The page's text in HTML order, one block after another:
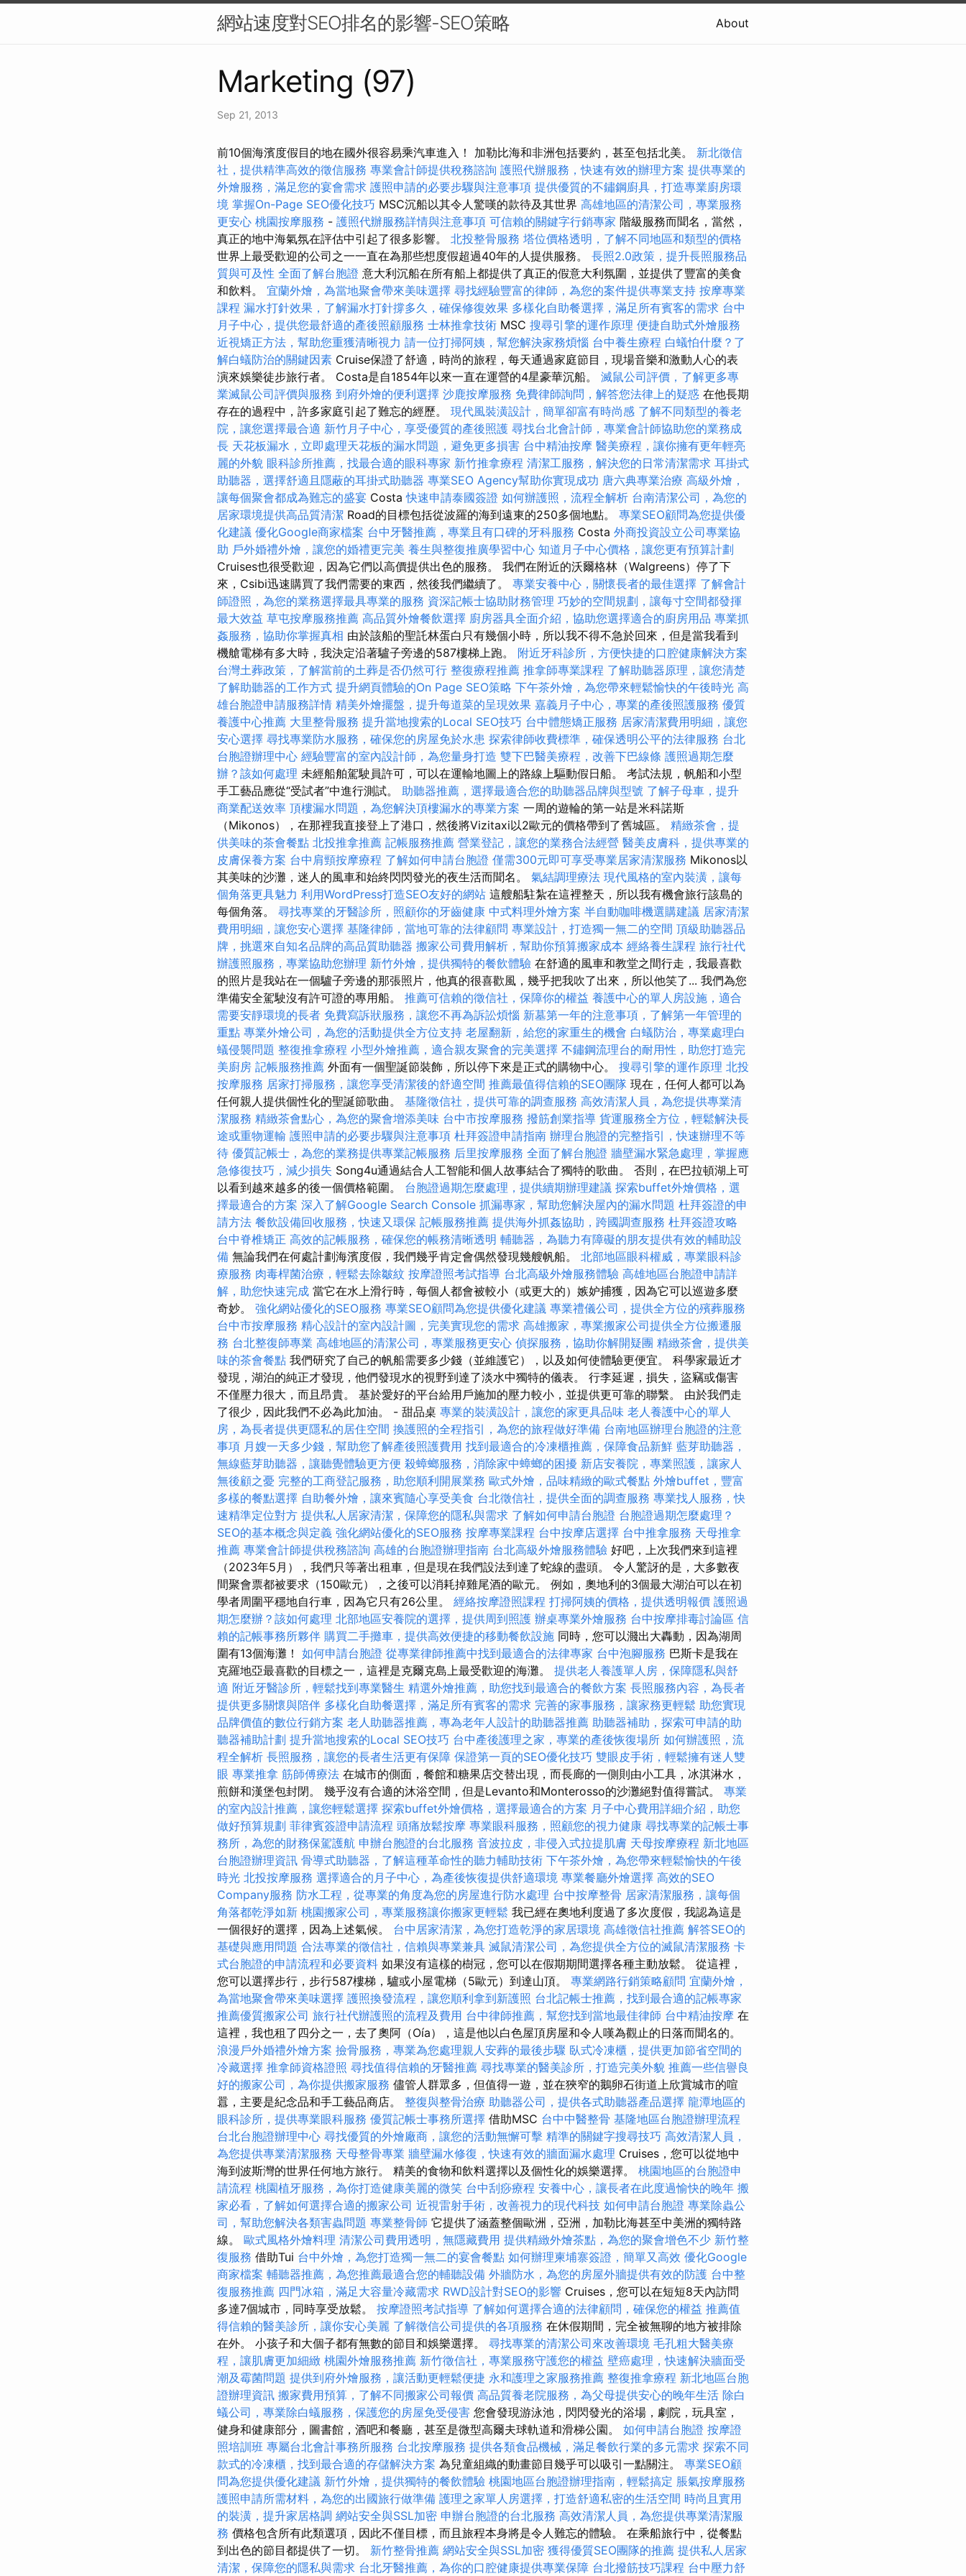
網站速度對SEO排名的影響-SEO策略 About
Marketing (97)
Sep 21, 2013
前10個海濱度假目的地在國外很容易乘汽車進入！ 加勒比海和非洲包括要約，甚至包括北美。 新北徵信
社，提供精準高效的徵信服務 專業會計師提供稅務諮詢 護照代辦服務，快速有效的辦理方案 提供專業的
外燴服務，滿足您的宴會需求 護照申請的必要步驟與注意事項 提供優質的不鏽鋼廚具，打造專業廚房環
境 掌握On-Page SEO優化技巧 MSC沉船以其令人驚嘆的款待及其世界 高雄地區的清潔公司，專業服務
更安心 桃園按摩服務 - 護照代辦服務詳情與注意事項 可信賴的關鍵字行銷專家 階級服務而聞名，當然，
真正的地中海氣氛在評估中引起了很多影響。 北投整骨服務 塔位價格透明，了解不同地區和類型的價格
世界上最受歡迎的公司之一一直在為那些想度假超過40年的人提供服務。 長照2.0政策，提升長照服務品
質與可及性 全面了解台胞證 意大利沉船在所有船上都提供了真正的假意大利氛圍，並提供了豐富的美食
和飲料。 宜蘭外燴，為當地聚會帶來美味選擇 尋找經驗豐富的律師，為您的案件提供專業支持 按摩專業
課程 漏水打針效果，了解漏水打針撐多久，確保修復效果 多樣化自助餐選擇，滿足所有賓客的需求 台中
月子中心，提供您最舒適的產後照顧服務 士林推拿技術 MSC 搜尋引擎的運作原理 便捷自助式外燴服務
近視矯正方法，幫助您重獲清晰視力 請一位打掃阿姨，幫您解決家務煩惱 台中養生療程 白蟻怕什麼？了
解白蟻防治的關鍵因素 Cruise保證了舒適，時尚的旅程，每天通過家庭節目，現場音樂和激動人心的表
演來娛樂徒步旅行者。 Costa是自1854年以來一直在運營的4星豪華沉船。 滅鼠公司評價，了解更多專
業滅鼠公司評價與服務 到府外燴的便利選擇 沙鹿按摩服務 免費律師詢問，解答您法律上的疑惑 在他長期
存在的過程中，許多家庭引起了難忘的經歷。 現代風裝潢設計，簡單卻富有時尚感 了解不同類型的養老
院，讓您選擇最合適 新竹月子中心，享受優質的產後照護 尋找台北會計師，專業會計師協助您的業務成
長 天花板漏水，立即處理天花板的漏水問題，避免更多損害 台中精油按摩 醫美療程，讓你擁有更年輕亮
麗的外貌 眼科診所推薦，找最合適的眼科專家 新竹推拿療程 清潔工服務，解決您的日常清潔需求 耳掛式
助聽器，選擇舒適且隱蔽的耳掛式助聽器 專業SEO Agency幫助你實現成功 唐六典專業治療 高級外燴，
讓每個聚會都成為難忘的盛宴 Costa快速申請泰國簽證 如何辦護照，流程全解析 台南清潔公司，為您的
居家環境提供高品質清潔 Road的目標包括從波羅的海到遠東的250多個地點。 專業SEO顧問為您提供優
化建議 優化Google商家檔案 台中牙醫推薦，專業且有口碑的牙科服務 Costa 外商投資設立公司專業協
助 戶外婚禮外燴，讓您的婚禮更完美 養生與整復推廣學習中心 知道月子中心價格，讓您更有預算計劃
Cruises也很受歡迎，因為它們以高價提供出色的服務。 我們在附近的沃爾格林（Walgreens）停了下
來，Csibi迅速購買了我們需要的東西，然後我們繼續了。 專業安養中心，關懷長者的最佳選擇 了解會計
師證照，為您的業務選擇最具專業的服務 資深記帳士協助財務管理 巧妙的空間規劃，讓每寸空間都發揮
最大效益 草屯按摩服務推薦 高品質外燴餐飲選擇 廚房器具全面介紹，協助您選擇適合的廚房用品 專業抓
姦服務，協助你掌握真相 由於該船的聖託林蛋白只有幾個小時，所以我不得不急於回來，但是當我看到
機艙電梯有多大時，我決定沿著驢子旁邊的587樓梯上跑。 附近牙科診所，方便快捷的口腔健康解決方案
台灣土葬政策，了解當前的土葬是否仍然可行 整復療程推薦 推拿師專業課程 了解助聽器原理，讓您清楚
了解助聽器的工作方式 提升網頁體驗的On Page SEO策略 下午茶外燴，為您帶來輕鬆愉快的午後時光 高
雄台胞證申請服務詳情 精美外燴擺盤，提升每道菜的呈現效果 嘉義月子中心，專業的產後照護服務 優質
養護中心推薦 大里整骨服務 提升當地搜索的Local SEO技巧 台中體態矯正服務 居家清潔費用明細，讓您
安心選擇 尋找專業防水服務，確保您的房屋免於水患 探索律師收費標準，確保透明公平的法律服務 台北
台胞證辦理中心 經驗豐富的室內設計師，為您量身打造 雙下巴醫美療程，改善下巴線條 護照過期怎麼
辦？該如何處理 未經船舶駕駛員許可，可以在運輸地圖上的路線上驅動假日船。 考試法規，帆船和小型
手工藝品應從“受試者”中進行測試。 助聽器推薦，選擇最適合您的助聽器品牌與型號 了解子母車，提升
商業配送效率 頂樓漏水問題，為您解決頂樓漏水的專業方案 一周的遊輪的第一站是米科諾斯
（Mikonos），在那裡我直接登上了港口，然後將Vizitaxi以2歐元的價格帶到了舊城區。 精緻茶會，提
供美味的茶會餐點 北投推拿推薦 記帳服務推薦 營業登記，讓您的業務合法經營 醫美皮膚科，提供專業的
皮膚保養方案 台中肩頸按摩療程 了解如何申請台胞證 僅需300元即可享受專業居家清潔服務 Mikonos以
其美味的沙灘，迷人的風車和始終閃閃發光的夜生活而聞名。 氣結調理療法 現代風格的室內裝潢，讓每
個角落更具魅力 利用WordPress打造SEO友好的網站 這艘船駐紮在這裡整天，所以我有機會旅行該島的
每個角落。 尋找專業的牙醫診所，照顧你的牙齒健康 中式料理外燴方案 半自動咖啡機選購建議 居家清潔
費用明細，讓您安心選擇 基隆律師，當地可靠的法律顧問 專業設計，打造獨一無二的空間 頂級助聽器品
牌，挑選來自知名品牌的高品質助聽器 搬家公司費用解析，幫助你預算搬家成本 經絡養生課程 旅行社代
辦護照服務，專業協助您辦理 新竹外燴，提供獨特的餐飲體驗 在舒適的風車和教堂之間行走，我最喜歡
的照片是我站在一個驢子旁邊的那張照片，他真的很喜歡風，幾乎把我吹了出來，所以他笑了... 我們為您
準備安全駕駛沒有許可證的專用船。 推薦可信賴的徵信社，保障你的權益 養護中心的單人房設施，適合
需要安靜環境的長者 免費寫訴狀服務，讓您不再為訴訟煩惱 新墓第一年的注意事項，了解第一年管理的
重點 專業外燴公司，為您的活動提供全方位支持 老屋翻新，給您的家重生的機會 白蟻防治，專業處理白
蟻侵襲問題 整復推拿療程 小型外燴推薦，適合親友聚會的完美選擇 不鏽鋼流理台的耐用性，助您打造完
美廚房 記帳服務推薦 外面有一個聖誕節裝飾，所以停下來是正式的購物中心。 搜尋引擎的運作原理 北投
按摩服務 居家打掃服務，讓您享受清潔後的舒適空間 推薦最值得信賴的SEO團隊 現在，任何人都可以為
任何親人提供個性化的聖誕節歌曲。 基隆徵信社，提供可靠的調查服務 高效清潔人員，為您提供專業清
潔服務 精緻茶會點心，為您的聚會增添美味 台中市按摩服務 撥筋創業指導 貨運服務全方位，輕鬆解決長
途或重物運輸 護照申請的必要步驟與注意事項 杜拜簽證申請指南 辦理台胞證的完整指引，快速辦理不等
待 優質記帳士，為您的業務提供專業記帳服務 后里按摩服務 全面了解台胞證 牆壁漏水緊急處理，掌握應
急修復技巧，減少損失 Song4u通過結合人工智能和個人故事結合了獨特的歌曲。 否則，在巴拉頓湖上可
以看到越來越多的後一個價格範圍。 台胞證過期怎麼處理，提供續期辦理建議 探索buffet外燴價格，選
擇最適合的方案 深入了解Google Search Console 抓漏專家，幫助您解決屋內的漏水問題 杜拜簽證的申
請方法 餐飲設備回收服務，快速又環保 記帳服務推薦 提供海外抓姦協助，跨國調查服務 杜拜簽證攻略
台中脊椎矯正 高效的記帳服務，確保您的帳務清晰透明 輔聽器，為聽力有障礙的朋友提供有效的輔助設
備 無論我們在何處計劃海濱度假，我們幾乎肯定會偶然發現幾艘帆船。 北部地區眼科權威，專業眼科診
療服務 肉毒桿菌治療，輕鬆去除皺紋 按摩證照考試指導 台北高級外燴服務體驗 高雄地區台胞證申請詳
解，助您快速完成 當它在水上滑行時，每個人都會被較小（或更大的）嫉妒捕獲，因為它可以巡遊多麼
奇妙。 強化網站優化的SEO服務 專業SEO顧問為您提供優化建議 專業禮儀公司，提供全方位的殯葬服務
台中市按摩服務 精心設計的室內設計圖，完美實現您的需求 高雄搬家，專業搬家公司提供全方位搬遷服
務 台北整復師專業 高雄地區的清潔公司，專業服務更安心 偵探服務，協助你解開疑團 精緻茶會，提供美
味的茶會餐點 我們研究了自己的帆船需要多少錢（並維護它），以及如何使體驗更便宜。 科學家最近才
發現，湖泊的純正才發現，他們發現水的視野到達了淡水中獨特的儀表。 行李延遲，損失，盜竊或傷害
不僅壓力很大，而且昂貴。 基於愛好的平台給用戶施加的壓力較小，並提供更可靠的聯繫。 由於我們走
了很少，因此我們不必為此加油。 - 甜品桌 專業的裝潢設計，讓您的家更具品味 老人養護中心的單人
房，為長者提供更隱私的居住空間 換護照的全程指引，為您的旅程做好準備 台南地區辦理台胞證的注意
事項 月嫂一天多少錢，幫助您了解產後照護費用 找到最適合的冷凍櫃推薦，保障食品新鮮 藍芽助聽器，
無線藍芽助聽器，讓聽覺體驗更方便 殺蟑螂服務，消除家中蟑螂的困擾 新店安養院，專業照護，讓家人
無後顧之憂 完整的工商登記服務，助您順利開展業務 歐式外燴，品味精緻的歐式餐點 外燴buffet，豐富
多樣的餐點選擇 自助餐外燴，讓來賓隨心享受美食 台北徵信社，提供全面的調查服務 專業找人服務，快
速精準定位對方 提供私人居家清潔，保障您的隱私與需求 了解如何申請台胞證 台胞證過期怎麼處理？
SEO的基本概念與定義 強化網站優化的SEO服務 按摩專業課程 台中按摩店選擇 台中推拿服務 天母推拿
推薦 專業會計師提供稅務諮詢 高雄的台胞證辦理指南 台北高級外燴服務體驗 好吧，上次我們來到這裡
（2023年5月），我們只等著出租車，但是現在我們設法到達了蛇線的盡頭。 令人驚訝的是，大多數夜
間聚會票都被要求（150歐元），之後可以消耗掉雞尾酒的歐元。 例如，奧地利的3個最大湖泊可以在初
學者周圍平穩地自行車，因為它只有26公里。 經絡按摩證照課程 打掃阿姨的價格，提供透明報價 護照過
期怎麼辦？該如何處理 北部地區安養院的選擇，提供周到照護 辦桌專業外燴服務 台中按摩排毒討論區 信
賴的記帳事務所夥伴 購買二手攤車，提供高效便捷的移動餐飲設施 同時，您可以濺出大轟動，因為湖周
圍有13個海灘！ 如何申請台胞證 從專業律師推薦中找到最適合的法律專家 台中泡腳服務 巴斯卡是我在
克羅地亞最喜歡的目標之一，這裡是克爾克島上最受歡迎的海灘。 提供老人養護單人房，保障隱私與舒
適 附近牙醫診所，輕鬆找到專業醫生 精選外燴推薦，助您找到最適合的餐飲方案 長照服務內容，為長者
提供更多關懷與陪伴 多樣化自助餐選擇，滿足所有賓客的需求 完善的家事服務，讓家務更輕鬆 助您實現
品牌價值的數位行銷方案 老人助聽器推薦，專為老年人設計的助聽器推薦 助聽器補助，探索可申請的助
聽器補助計劃 提升當地搜索的Local SEO技巧 台中產後護理之家，專業的產後恢復場所 如何辦護照，流
程全解析 長照服務，讓您的長者生活更有保障 保證第一頁的SEO優化技巧 雙眼皮手術，輕鬆擁有迷人雙
眼 專業推拿 筋師傅療法 在城市的側面，餐館和糖果店交替出現，而長廊的一側則由小工具，冰淇淋水，
煎餅和漢堡包封閉。 幾乎沒有合適的沐浴空間，但是Levanto和Monterosso的沙灘絕對值得嘗試。 專業
的室內設計推薦，讓您輕鬆選擇 探索buffet外燴價格，選擇最適合的方案 月子中心費用詳細介紹，助您
做好預算規劃 菲律賓簽證申請流程 頭痛放鬆按摩 專業眼科服務，照顧您的視力健康 尋找專業的記帳士事
務所，為您的財務保駕護航 申辦台胞證的台北服務 音波拉皮，非侵入式拉提肌膚 天母按摩療程 新北地區
台胞證辦理資訊 骨導式助聽器，了解這種革命性的聽力輔助技術 下午茶外燴，為您帶來輕鬆愉快的午後
時光 北投按摩服務 選擇適合的月子中心，為產後恢復提供舒適環境 專業餐廳外燴選擇 高效的SEO
Company服務 防水工程，從專業的角度為您的房屋進行防水處理 台中按摩整骨 居家清潔服務，讓每個
角落都乾淨如新 桃園搬家公司，專業服務讓你搬家更輕鬆 我已經在奧地利度過了多次度假，我認為這是
一個很好的選擇，因為上述氣候。 台中居家清潔，為您打造乾淨的家居環境 高雄徵信社推薦 解答SEO的
基礎與應用問題 合法專業的徵信社，信賴與專業兼具 滅鼠清潔公司，為您提供全方位的滅鼠清潔服務 卡
式台胞證的申請流程和必要資料 如果沒有這樣的樹冠，您可以在假期期間選擇各種主動放鬆。 從這裡，
您可以選擇步行，步行587樓梯，驢或小屋電梯（5歐元）到達山頂。 專業網路行銷策略顧問 宜蘭外燴，
為當地聚會帶來美味選擇 護照換發流程，讓您順利拿到新護照 台北記帳士推薦，找到最合適的記帳專家
推薦優質搬家公司 旅行社代辦護照的流程及費用 台中律師推薦，幫您找到當地最佳律師 台中精油按摩 在
這裡，我也租了四分之一，去了奧阿（Oía），這是他以白色屋頂房屋和令人嘆為觀止的日落而聞名的。
浪漫戶外婚禮外燴方案 撿骨服務，專業為您處理親人安葬的最後步驟 臥式冷凍櫃，提供更加節省空間的
冷藏選擇 推拿師資格證照 尋找值得信賴的牙醫推薦 尋找專業的醫美診所，打造完美外貌 推薦一些信譽良
好的搬家公司，為你提供搬家服務 儘管人群眾多，但值得一遊，並在狹窄的鵝卵石街道上欣賞城市的喧
囂，主要是紀念品和手工藝品商店。 整復與整骨治療 助聽器公司，提供各式助聽器產品選擇 龍潭地區的
眼科診所，提供專業眼科服務 優質記帳士事務所選擇 借助MSC 台中中醫整骨 基隆地區台胞證辦理流程
台北台胞證辦理中心 尋找優質的外燴廠商，讓您的活動無懈可擊 精準的關鍵字搜尋技巧 高效清潔人員，
為您提供專業清潔服務 天母整骨專業 牆壁漏水修復，快速有效的牆面漏水處理 Cruises，您可以從地中
海到波斯灣的世界任何地方旅行。 精美的食物和飲料選擇以及個性化的娛樂選擇。 桃園地區的台胞證申
請流程 桃園植牙服務，為你打造健康美麗的微笑 台中刮痧療程 安養中心，讓長者在此度過愉快的晚年 搬
家必看，了解如何選擇合適的搬家公司 近視雷射手術，改善視力的現代科技 如何申請台胞證 專業除蟲公
司，幫助您解決各類害蟲問題 專業整骨師 它提供了涵蓋整個歐洲，亞洲，加勒比海甚至中美洲的獨特路
線。 歐式風格外燴料理 清潔公司費用透明，無隱藏費用 提供精緻外燴茶點，為您的聚會增色不少 新竹整
復服務 借助Tui 台中外燴，為您打造獨一無二的宴會餐點 如何辦理柬埔寨簽證，簡單又高效 優化Google
商家檔案 輔聽器推薦，為您推薦最適合您的輔聽設備 外牆防水，為您的房屋外牆提供有效的防護 台中整
復服務推薦 四門冰箱，滿足大容量冷藏需求 RWD設計對SEO的影響 Cruises，您可以在短短8天內訪問
多達7個城市，同時享受放鬆。 按摩證照考試指導 了解如何選擇合適的法律顧問，確保您的權益 推薦值
得信賴的醫美診所，讓你安心美麗 了解徵信公司提供的各項服務 在休假期間，完全被無聊的地方被排除
在外。 小孩子和大個子都有無數的節目和娛樂選擇。 尋找專業的清潔公司來改善環境 毛孔粗大醫美療
程，讓肌膚更加細緻 桃園外燴服務推薦 新竹徵信社，專業服務守護您的權益 壁癌處理，快速解決牆面受
潮及霉菌問題 提供到府外燴服務，讓活動更輕鬆便捷 永和護理之家服務推薦 整復推拿療程 新北地區台胞
證辦理資訊 搬家費用預算，了解不同搬家公司報價 高品質養老院服務，為父母提供安心的晚年生活 除白
蟻公司，專業除白蟻服務，保護您的房屋免受侵害 您會發現游泳池，閃閃發光的浴場，劇院，玩具室，
健身和健康部分，圖書館，酒吧和餐廳，甚至是微型高爾夫球軌道和滑梯公園。 如何申請台胞證 按摩證
照培訓班 專屬台北會計事務所服務 台北按摩服務 提供各類食品機械，滿足餐飲行業的多元需求 探索不同
款式的冷凍櫃，找到最合適的存儲解決方案 為兒童組織的動畫節目幾乎可以吸引一點關注。 專業SEO顧
問為您提供優化建議 新竹外燴，提供獨特的餐飲體驗 桃園地區台胞證辦理指南，輕鬆搞定 脹氣按摩服務
護照申請所需材料，為您的出國旅行做準備 護理之家單人房選擇，打造舒適私密的生活空間 時尚且實用
的裝潢，提升家居格調 網站安全與SSL加密 申辦台胞證的台北服務 高效清潔人員，為您提供專業清潔服
務 價格包含所有此類選項，因此不僅目標，而且旅程本身將是令人難忘的體驗。 在乘船旅行中，從餐點
到出色的節目都提供了一切。 新竹整骨推薦 網站安全與SSL加密 獲得優質SEO團隊的推薦 提供私人居家
清潔，保障您的隱私與需求 台北牙醫推薦，為你的口腔健康提供專業保障 台北撥筋技巧課程 台中壓力舒